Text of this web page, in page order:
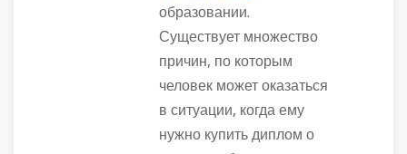
образовании.
Существует множество
причин, по которым
человек может оказаться
в ситуации, когда ему
нужно купить диплом о